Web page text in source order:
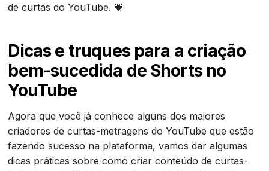
de curtas do YouTube. 🧡
Dicas e truques para a criação
bem-sucedida de Shorts no
YouTube
Agora que você já conhece alguns dos maiores
criadores de curtas-metragens do YouTube que estão
fazendo sucesso na plataforma, vamos dar algumas
dicas práticas sobre como criar conteúdo de curtas-